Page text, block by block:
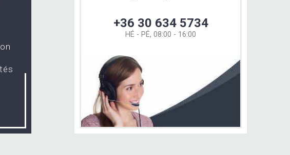
+36 30 634 5734
HÉ - PÉ, 08:00 - 16:00